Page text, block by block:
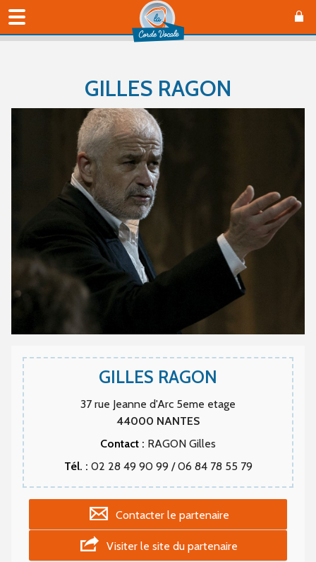
GILLES RAGON
GILLES RAGON
37 rue Jeanne d'Arc 5eme etage
44000 NANTES
Contact : RAGON Gilles
Tél. : 02 28 49 90 99 / 06 84 78 55 79
Contacter le partenaire
Visiter le site du partenaire